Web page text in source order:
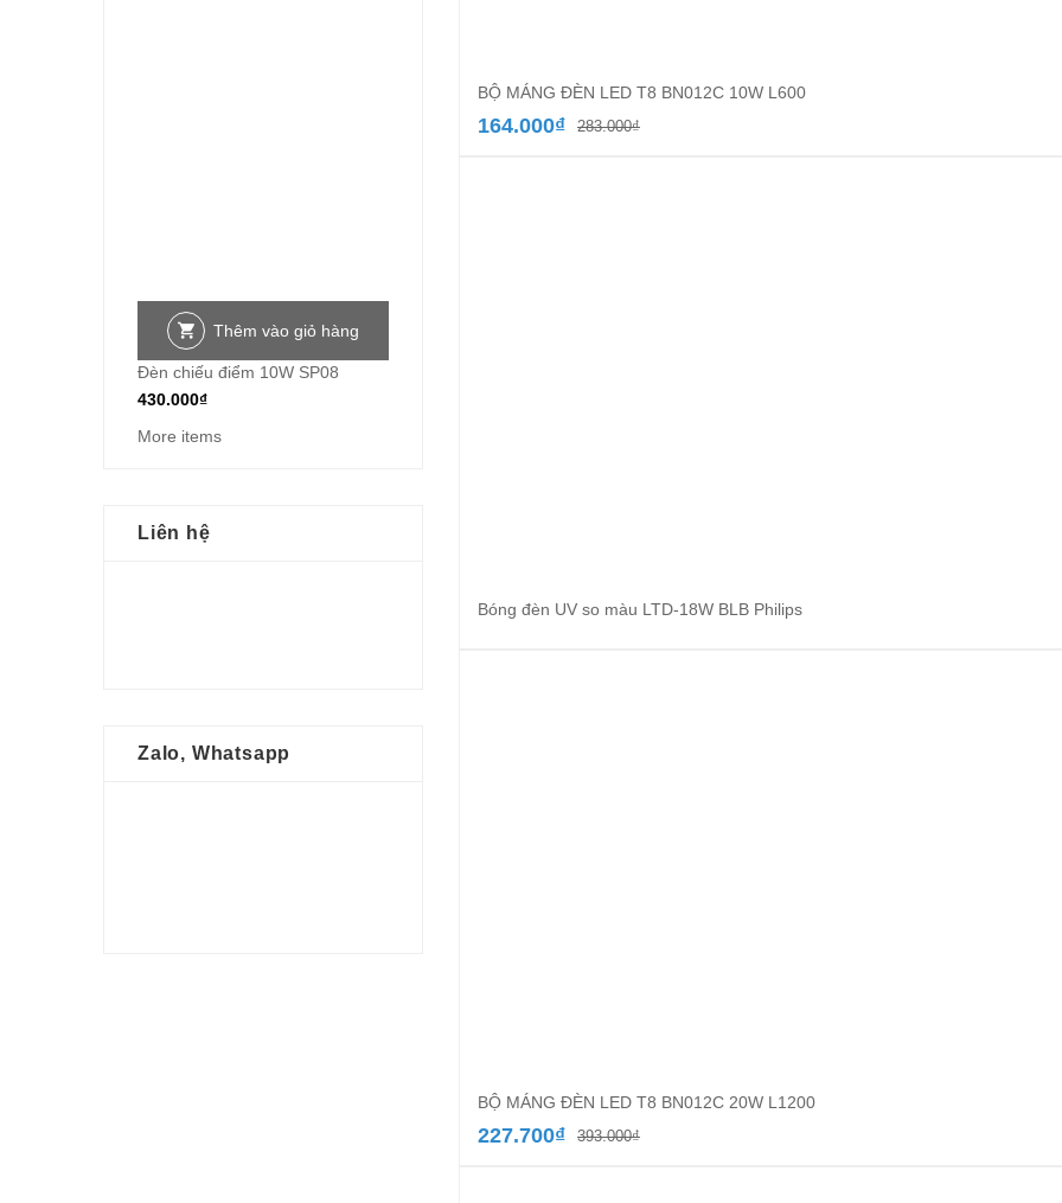
BỘ MÁNG ĐÈN LED T8 BN012C 10W L600
283.000₫Giá
164.000₫
Giá
Bóng đèn UV so màu LTD-18W BLB Philips
BỘ MÁNG ĐÈN LED T8 BN012C 20W L1200
393.000₫Giá
227.700₫
Giá
Thêm vào giỏ hàng
Đèn chiếu điểm 10W SP08
430.000₫
More items
Liên hệ
Zalo, Whatsapp